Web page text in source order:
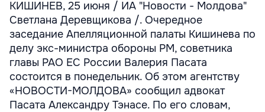
КИШИНЕВ, 25 июня / ИА "Новости - Молдова"
Светлана Деревщикова /. Очередное
заседание Апелляционной палаты Кишинева по
делу экс-министра обороны РМ, советника
главы РАО ЕС России Валерия Пасата
состоится в понедельник. Об этом агентству
«НОВОСТИ-МОЛДОВА» сообщил адвокат
Пасата Александру Тэнасе. По его словам,